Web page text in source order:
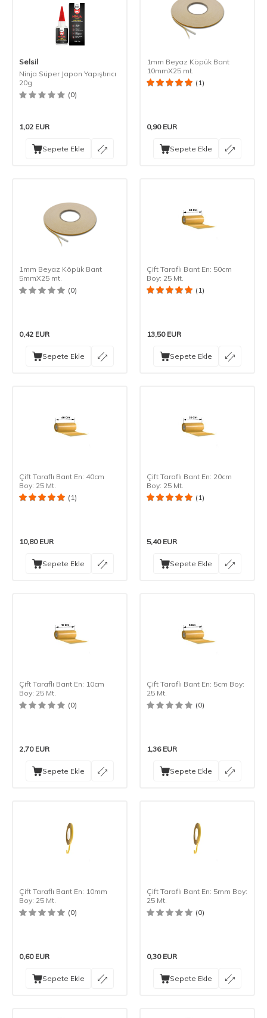
Selsil
Ninja Süper Japon Yapıştırıcı
20g
(0)
1,02 EUR
Sepete Ekle
1mm Beyaz Köpük Bant
10mmX25 mt.
(1)
0,90EUR
Sepete Ekle
1mm Beyaz Köpük Bant
5mmX25 mt.
(0)
0,42 EUR
Sepete Ekle
Çift Taraflı Bant En: 50cm
Boy: 25 Mt.
(1)
13,50EUR
Sepete Ekle
Çift Taraflı Bant En: 40cm
Boy: 25 Mt.
(1)
10,80EUR
Sepete Ekle
Çift Taraflı Bant En: 20cm
Boy: 25 Mt.
(1)
5,40EUR
Sepete Ekle
Çift Taraflı Bant En: 10cm
Boy: 25 Mt.
(0)
2,70EUR
Sepete Ekle
Çift Taraflı Bant En: 5cm Boy:
25 Mt.
(0)
1,36EUR
Sepete Ekle
Çift Taraflı Bant En: 10mm
Boy: 25 Mt.
(0)
0,60EUR
Sepete Ekle
Çift Taraflı Bant En: 5mm Boy:
25 Mt.
(0)
0,30EUR
Sepete Ekle